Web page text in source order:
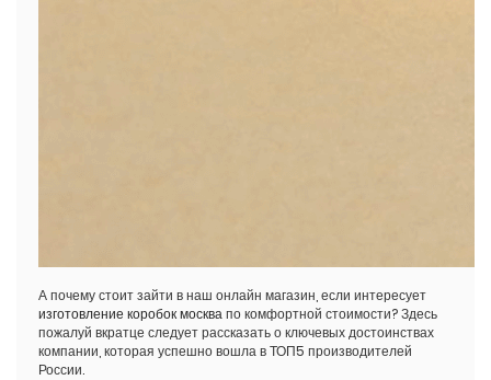
А почему стоит зайти в наш онлайн магазин, если интересует
изготовление коробок москвапо комфортной стоимости? Здесь
пожалуй вкратце следует рассказать о ключевых достоинствах
компании, которая успешно вошла в ТОП5 производителей
России.